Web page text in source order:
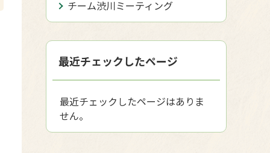
チーム渋川ミーティング
最近チェックしたページ
最近チェックしたページはありま
せん。